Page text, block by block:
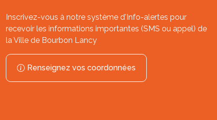
Inscrivez-vous à notre système d'Info-alertes pour
recevoir les informations importantes (SMS ou appel) de
la Ville de Bourbon Lancy
Renseignez vos coordonnées